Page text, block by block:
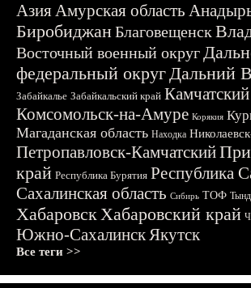
АзияАмурская область
БиробиджанБлаговещенск
Восточный военный округ
федеральный округДальний
Забайкалье Забайкальский край
Комсомольск-на-Амуре Корякия
Магаданская область Находка
Петропавловск-Камчатский
край Республика Бурятия Республика
Сахалинская область Сибирь ТОФ
ХабаровскХабаровский край
Южно-СахалинскЯкутск
Все теги >>